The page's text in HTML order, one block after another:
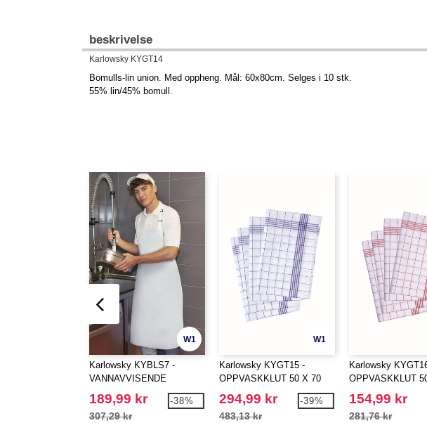
beskrivelse
Karlowsky KYGT14
Bomulls-lin union. Med oppheng. Mål: 60x80cm. Selges i 10 stk.
55% lin/45% bomull.
W1
Karlowsky KYBLS7 -
VANNAVVISENDE
FORKLE BASIC MED
SPENNE
189,99 kr
307,29 kr
-38%
W1
Karlowsky KYGT15 -
OPPVASKKLUT 50 X 70
CM
294,99 kr
483,13 kr
-39%
Karlowsky
OPPVASKKLUT
CM
154,99 kr
281,76 kr